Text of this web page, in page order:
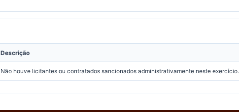
Descrição
Não houve licitantes ou contratados sancionados administrativamente neste exercício.